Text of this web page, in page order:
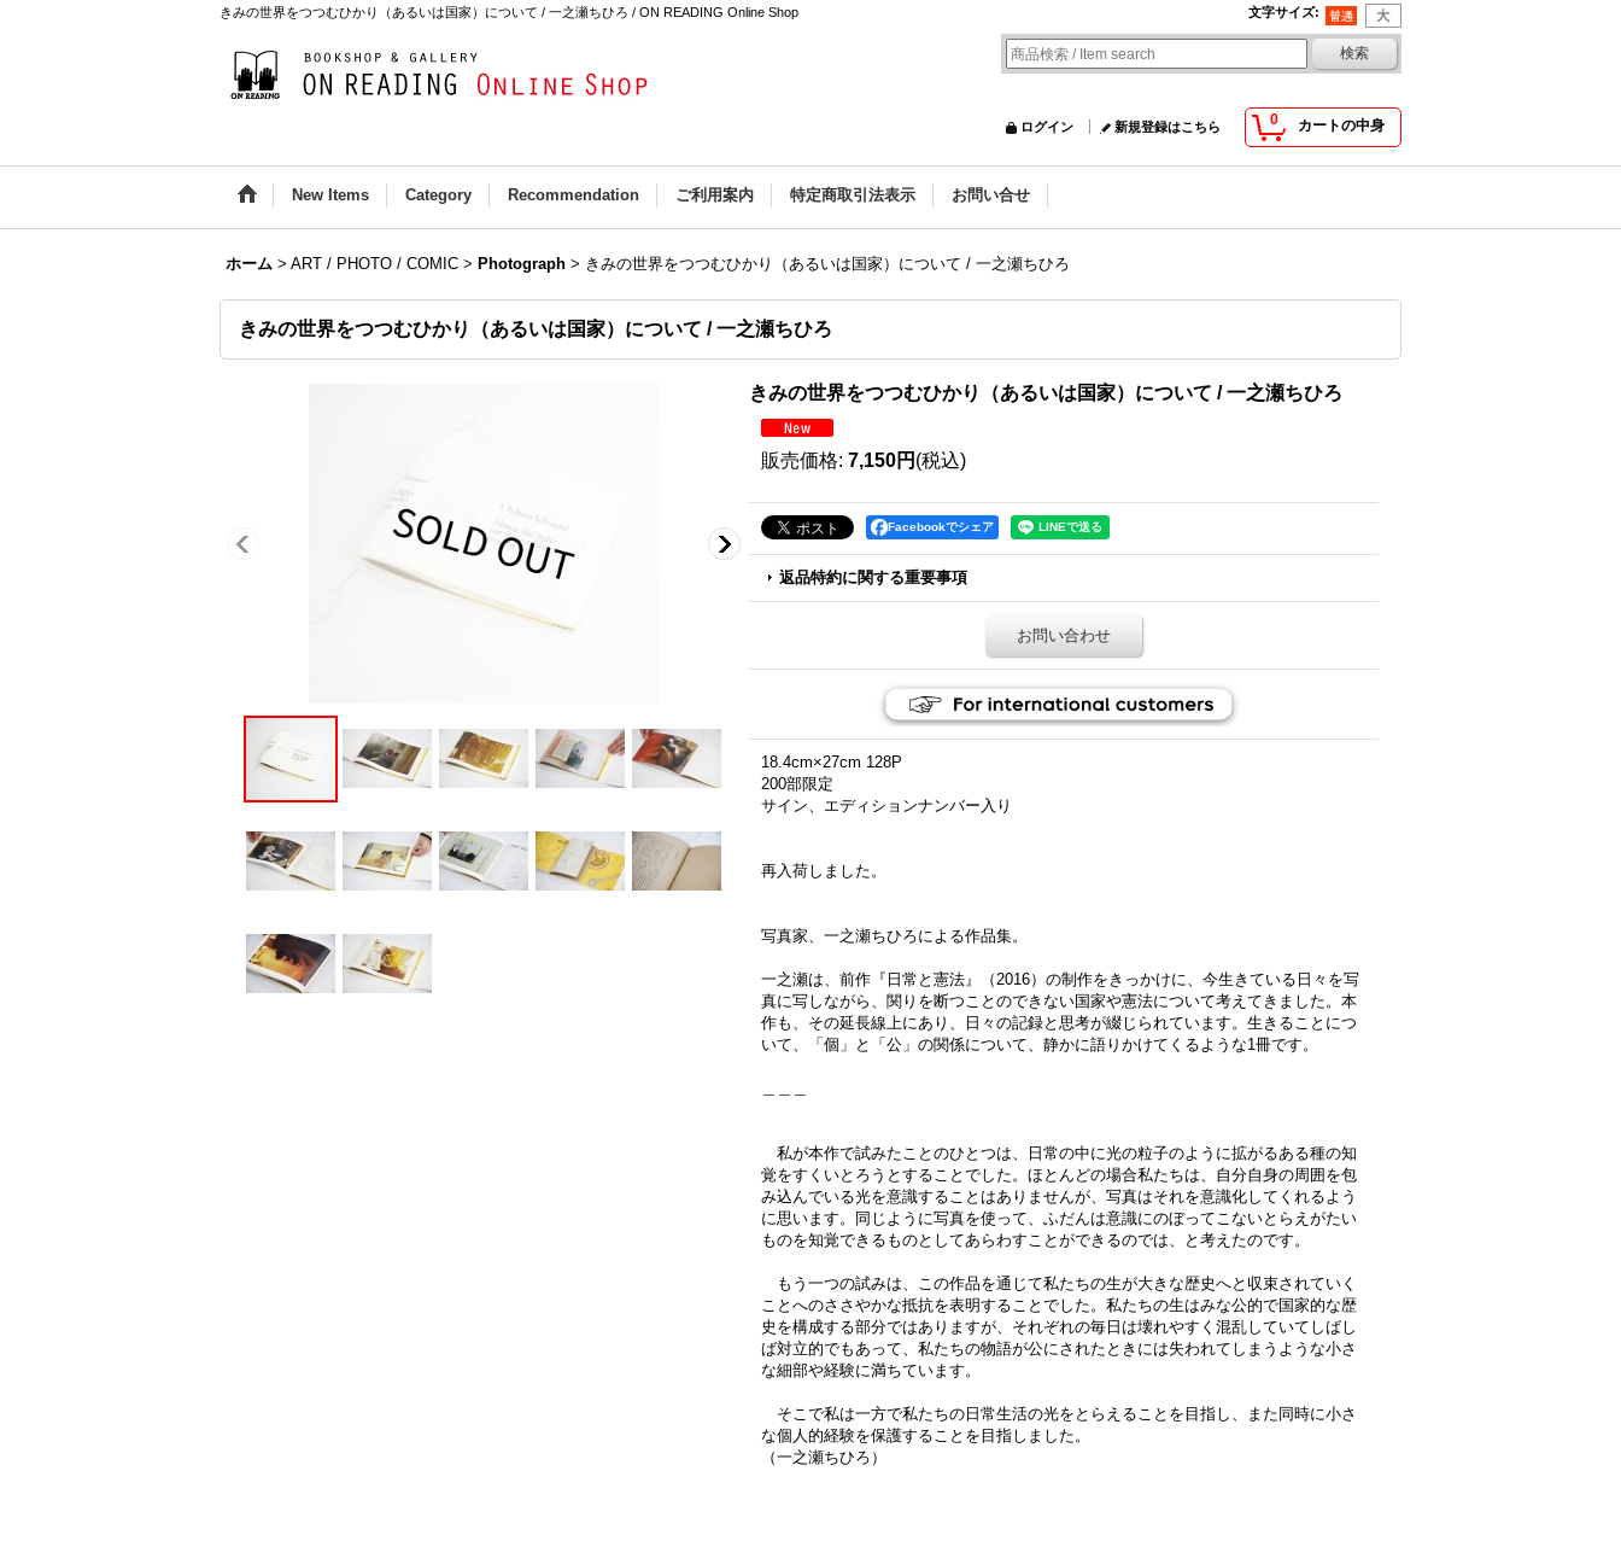
きみの世界をつつむひかり（あるいは国家）について / 一之瀬ちひろ / ON READING Online Shop 文字サイズ:
0 カートの中身
ログイン 新規登録はこちら
New Items Category Recommendation ご利用案内 特定商取引法表示 お問い合せ
ホーム > ART / PHOTO / COMIC > Photograph > きみの世界をつつむひかり（あるいは国家）について / 一之瀬ちひろ
きみの世界をつつむひかり（あるいは国家）について / 一之瀬ちひろ
きみの世界をつつむひかり（あるいは国家）について / 一之瀬ちひろ
販売価格: 7,150円 (税込)
Facebookでシェア
返品特約に関する重要事項
お問い合わせ
18.4cm×27cm 128P
200部限定
サイン、エディションナンバー入り
再入荷しました。
写真家、一之瀬ちひろによる作品集。
一之瀬は、前作『日常と憲法』（2016）の制作をきっかけに、今生きている日々を写
真に写しながら、関りを断つことのできない国家や憲法について考えてきました。本
作も、その延長線上にあり、日々の記録と思考が綴じられています。生きることにつ
いて、「個」と「公」の関係について、静かに語りかけてくるような1冊です。
私が本作で試みたことのひとつは、日常の中に光の粒子のように拡がるある種の知
覚をすくいとろうとすることでした。ほとんどの場合私たちは、自分自身の周囲を包
み込んでいる光を意識することはありませんが、写真はそれを意識化してくれるよう
に思います。同じように写真を使って、ふだんは意識にのぼってこないとらえがたい
ものを知覚できるものとしてあらわすことができるのでは、と考えたのです。
もう一つの試みは、この作品を通じて私たちの生が大きな歴史へと収束されていく
ことへのささやかな抵抗を表明することでした。私たちの生はみな公的で国家的な歴
史を構成する部分ではありますが、それぞれの毎日は壊れやすく混乱していてしばし
ば対立的でもあって、私たちの物語が公にされたときには失われてしまうような小さ
な細部や経験に満ちています。
そこで私は一方で私たちの日常生活の光をとらえることを目指し、また同時に小さ
な個人的経験を保護することを目指しました。
（一之瀬ちひろ）